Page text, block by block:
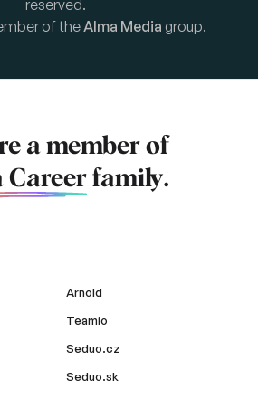
reserved.
of theAlma Media group.
a member of
Career family.
Arnold
Teamio
Seduo.cz
Seduo.sk